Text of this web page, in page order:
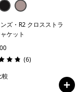
ズ・R2 クロスストラ
ケット
/ 5
(6レビュー
)
較